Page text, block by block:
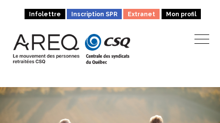
Infolettre Inscription SPR Extranet Mon profil